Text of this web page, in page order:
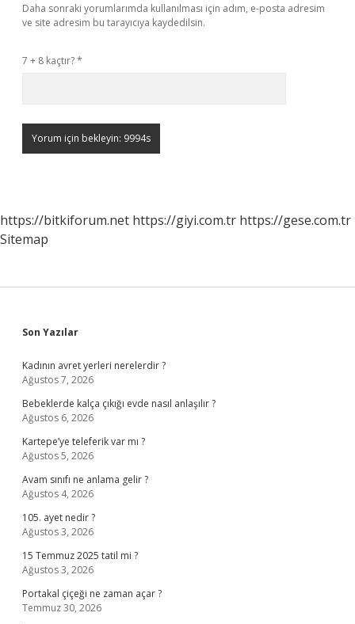
Daha sonraki yorumlarımda kullanılması için adım, e-posta adresim
ve site adresim bu tarayıcıya kaydedilsin.
7 + 8 kaçtır?*
https://bitkiforum.net https://giyi.com.tr https://gese.com.tr
Sitemap
Sidebar
Son Yazılar
Kadının avret yerleri nerelerdir ?
Ağustos 7, 2026
Bebeklerde kalça çıkığı evde nasıl anlaşılır ?
Ağustos 6, 2026
Kartepe’ye teleferik var mı ?
Ağustos 5, 2026
Avam sınıfı ne anlama gelir ?
Ağustos 4, 2026
105. ayet nedir ?
Ağustos 3, 2026
15 Temmuz 2025 tatil mi ?
Ağustos 3, 2026
Portakal çiçeği ne zaman açar ?
Temmuz 30, 2026